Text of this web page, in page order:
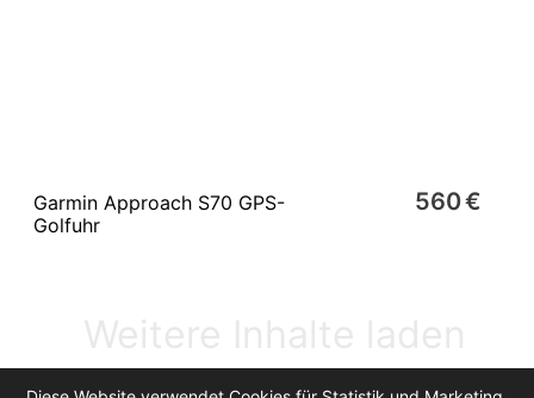
Garmin Approach S70 GPS-
Golfuhr
560 €